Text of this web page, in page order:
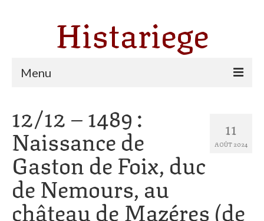
Histariege
Menu
Thèmes
Agriculture, forêt et pastoralisme
Pastoralisme
Cartulaire de Saint Sernin
11
AOÛT 2024
12/12 – 1489 :
Naissance de
Gaston de Foix, duc
de Nemours, au
château de Mazéres (de